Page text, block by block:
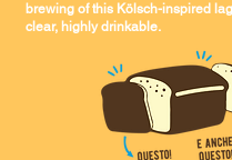
brewing of this Kölsch-inspired
clear, highly drinkable.